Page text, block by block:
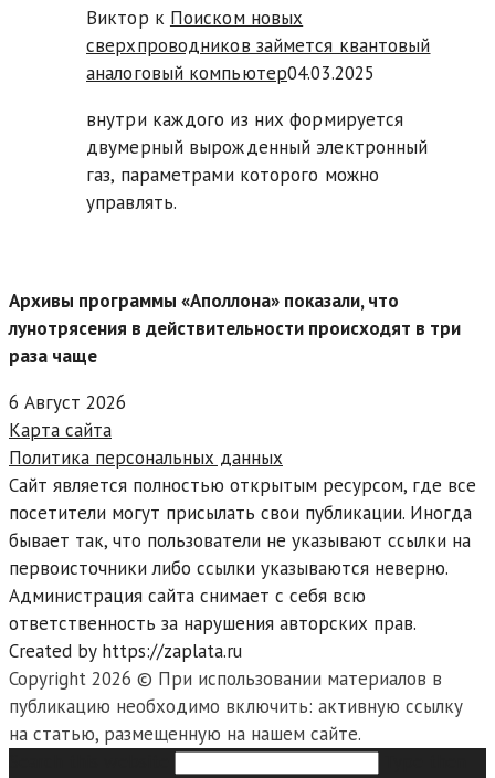
Виктор к Поиском новых
сверхпроводников займется квантовый
аналоговый компьютер04.03.2025
внутри каждого из них формируется
двумерный вырожденный электронный
газ, параметрами которого можно
управлять.
Архивы программы «Аполлона» показали, что
лунотрясения в действительности происходят в три
раза чаще
6 Август 2026
Карта сайта
Политика персональных данных
Сайт является полностью открытым ресурсом, где все
посетители могут присылать свои публикации. Иногда
бывает так, что пользователи не указывают ссылки на
первоисточники либо ссылки указываются неверно.
Администрация сайта снимает с себя всю
ответственность за нарушения авторских прав.
Created by https://zaplata.ru
Copyright 2026 © При использовании материалов в
публикацию необходимо включить: активную ссылку
на статью, размещенную на нашем сайте.